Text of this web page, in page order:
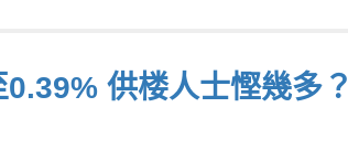
供楼人士慳幾多？